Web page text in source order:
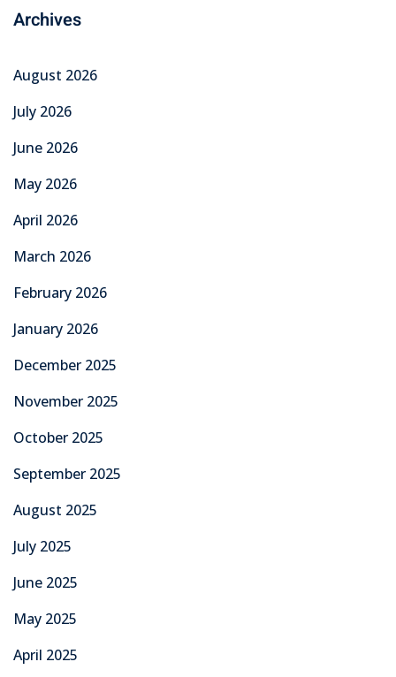
Archives
August 2026
July 2026
June 2026
May 2026
April 2026
March 2026
February 2026
January 2026
December 2025
November 2025
October 2025
September 2025
August 2025
July 2025
June 2025
May 2025
April 2025